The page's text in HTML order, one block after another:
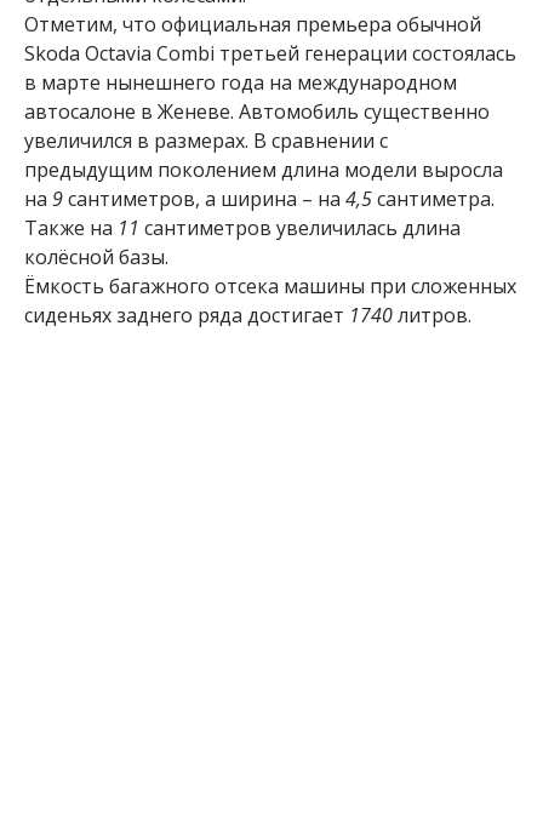
Отметим, что официальная премьера обычной
Skoda Octavia Combi третьей генерации состоялась
в марте нынешнего года на международном
автосалоне в Женеве. Автомобиль существенно
увеличился в размерах. В сравнении с
предыдущим поколением длина модели выросла
на 9сантиметров, а ширина – на 4,5сантиметра.
Также на 11 сантиметров увеличилась длина
колёсной базы.
Ёмкость багажного отсека машины при сложенных
сиденьях заднего ряда достигает 1740литров.